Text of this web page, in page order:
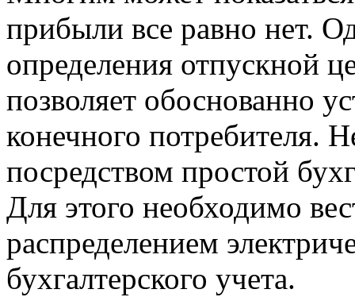
прибыли все равно нет.
определения отпускной
позволяет обоснованно
конечного потребителя.
посредством простой
Для этого необходимо
распределением
бухгалтерского учета.